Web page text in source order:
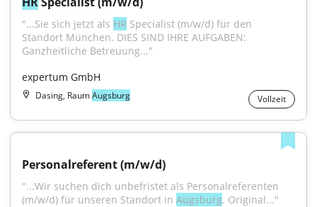
"...Sie sich jetzt als HR Specialist (m/w/d) für den
Standort München. DIES SIND IHRE AUFGABEN:
Ganzheitliche Betreuung..."
expertum GmbH
Dasing, RaumAugsburg Vollzeit
Personalreferent (m/w/d)
"...Wir suchen dich unbefristet als Personalreferenten
(m/w/d) für unseren Standort in Augsburg. Original..."